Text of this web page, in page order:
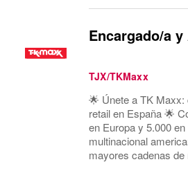
Encargado/a
TJX/TKMaxx
🌟 Únete a TK
retail en España 🌟
en Europa y 5.000
multinacional
mayores cadenas de